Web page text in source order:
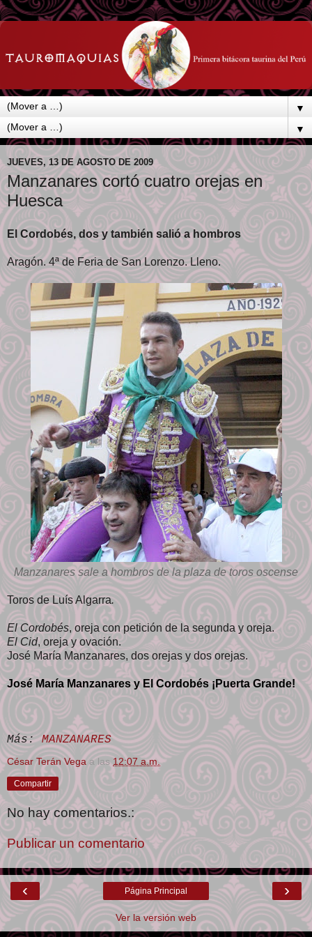
▼
▼
JUEVES, 13 DE AGOSTO DE 2009
Manzanares cortó cuatro orejas en
Huesca
El Cordobés, dos y también salió a hombros
Aragón. 4ª de Feria de San Lorenzo. Lleno.
Manzanares sale a hombros de la plaza de toros oscense
Toros de Luís Algarra.
El Cordobés, oreja con petición de la segunda y oreja.
El Cid, oreja y ovación.
José María Manzanares, dos orejas y dos orejas.
José María Manzanares y El Cordobés ¡Puerta Grande!
Más:MANZANARES
César Terán Vega a las 12:07 a.m.
Compartir
No hay comentarios.:
Publicar un comentario
‹ ›
Página Principal
Ver la versión web